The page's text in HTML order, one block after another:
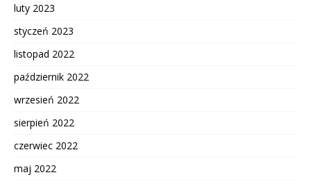
luty 2023
styczeń 2023
listopad 2022
październik 2022
wrzesień 2022
sierpień 2022
czerwiec 2022
maj 2022